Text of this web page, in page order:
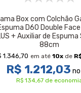
Box com Colchão
D60 Double
+ Auxiliar de
88cm
1.346,70 em até 10xde
R$ 1.212,03
R$ 134,67 de